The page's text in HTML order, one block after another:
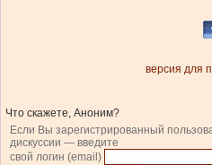
версия для
Что скажете, Аноним?
Если Вы зарегистрированный
дискуссии — введите
свой логин (email)